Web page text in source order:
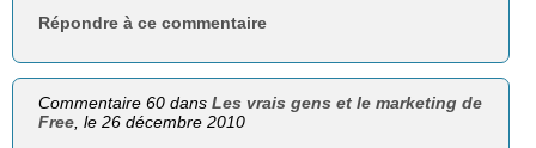
Répondre à ce commentaire
Commentaire 60 dansLes vrais gens et le marketing de
Free , le 26 décembre 2010